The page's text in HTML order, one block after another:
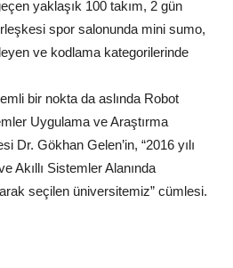
yaklaşık 100 takım, 2 gün
spor salonunda mini sumo,
ve kodlama kategorilerinde
bir nokta da aslında Robot
Uygulama ve Araştırma
Dr. Gökhan Gelen’in, “2016 yılı
Akıllı Sistemler Alanında
seçilen üniversitemiz” cümlesi.